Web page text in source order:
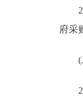
府采
(二